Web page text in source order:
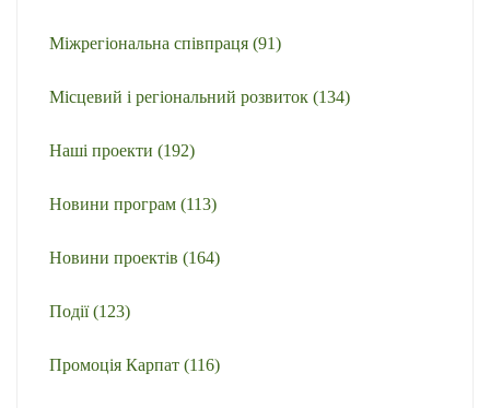
Міжрегіональна співпраця (91)
Місцевий і регіональний розвиток (134)
Наші проекти (192)
Новини програм (113)
Новини проектів (164)
Події(123)
Промоція Карпат (116)